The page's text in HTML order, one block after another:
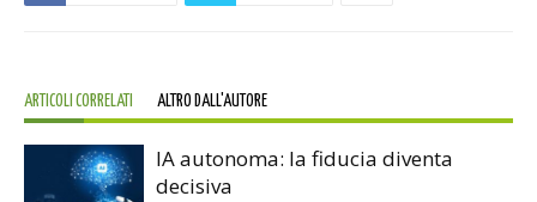
ARTICOLI CORRELATI ALTRO DALL'AUTORE
IA autonoma: la fiducia diventa
decisiva